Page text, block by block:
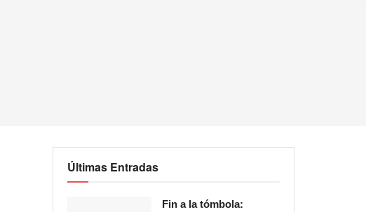
Últimas Entradas
Fin a la tómbola: